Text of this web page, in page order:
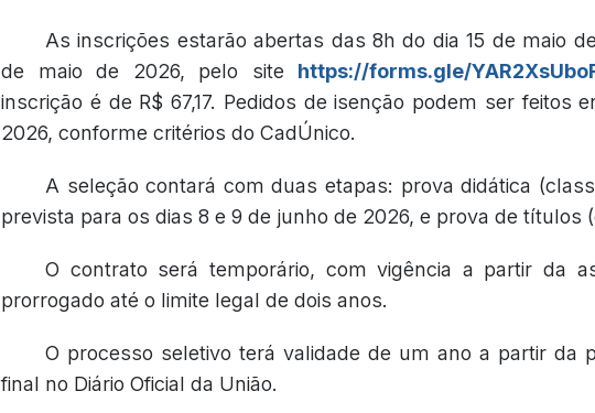
As inscrições estarão abertas das 8h do dia 15 de maio
de maio de 2026, pelo site https://forms.gle/
inscrição é de R$ 67,17. Pedidos de isenção podem ser feitos
2026, conforme critérios do CadÚnico.
A seleção contará com duas etapas: prova didática
prevista para os dias 8 e 9 de junho de 2026, e prova de títulos
O contrato será temporário, com vigência a partir da
prorrogado até o limite legal de dois anos.
O processo seletivo terá validade de um ano a partir da
final no Diário Oficial da União.